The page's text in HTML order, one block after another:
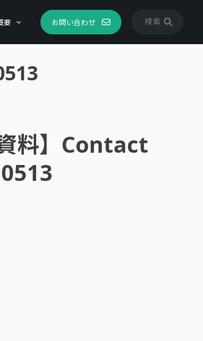
要 お問い合わせ 検索
料】Contact